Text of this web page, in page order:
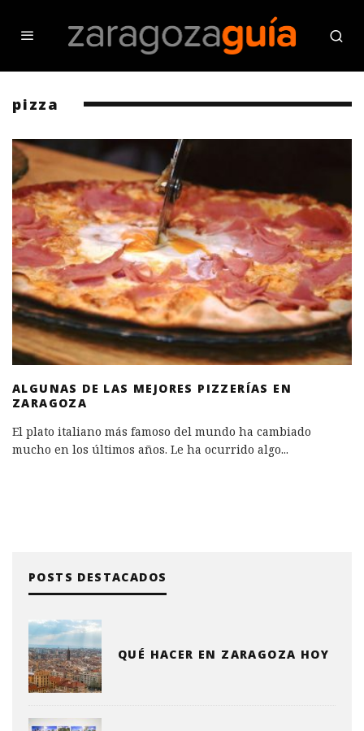
pizza
ALGUNAS DE LAS MEJORES PIZZERÍAS EN
ZARAGOZA
El plato italiano más famoso del mundo ha cambiado
mucho en los últimos años. Le ha ocurrido algo...
POSTS DESTACADOS
QUÉ HACER EN ZARAGOZA HOY